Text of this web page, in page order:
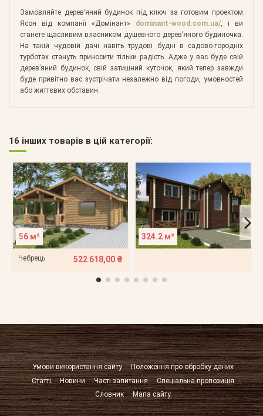
Замовляйте дерев’яний будинок під ключ за готовим проектом
Ясон від компанії «Домінант» dominant-wood.com.ua/ , і ви
станете щасливим власником душевного дерев’яного будиночка.
На такій чудовій дачі навіть трудові будні в садово-городніх
турботах стануть приносити тільки радість. Адже у вас буде свій
дерев’яний будинок, свій затишний куточок, який тепер завжди
буде привітно вас зустрічати незалежно від погоди, умовностей
або життєвих обставин.
16 інших товарів в цій категорії:
56 м²
Чебрець 522 618,00 ₴
324.2 м²
Умови використання сайту
Положення про обробку даних
Статті
Новини Часті запитання
Спеціальна пропозиція
Словник
Мапа сайту